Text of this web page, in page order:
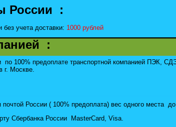
России :
учета доставки: 1000 рублей
:
по 100% предоплате транспортной компанией ПЭК,
г. Москве.
России ( 100% предоплата) вес одного места до
Сбербанка России MasterCard, Visa.